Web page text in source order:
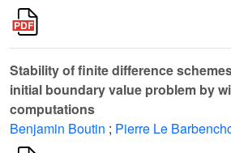
Stability of finite difference
initial boundary value problem by
computations
Benjamin Boutin ; Pierre Le